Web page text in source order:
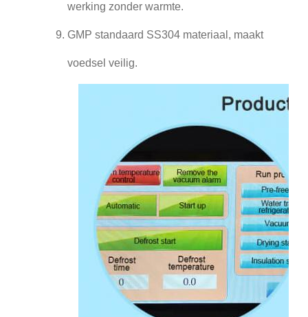
werking zonder warmte.
GMP standaard SS304 materiaal, maakt
voedsel veilig.